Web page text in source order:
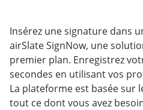
Insérez une signature dans
airSlate SignNow, une
premier plan. Enregistrez
secondes en utilisant vos
La plateforme est basée sur
tout ce dont vous avez